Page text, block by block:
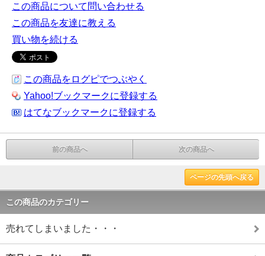
この商品について問い合わせる
この商品を友達に教える
買い物を続ける
この商品をログピでつぶやく
Yahoo!ブックマークに登録する
はてなブックマークに登録する
前の商品へ 次の商品へ
ページの先頭へ戻る
この商品のカテゴリー
売れてしまいました・・・